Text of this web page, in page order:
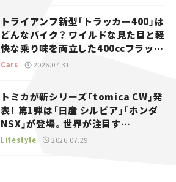
トライアンフ新型「トラッカー400」は
どんなバイク？ ワイルドな見た目と軽
快な乗り味を両立した400ccフラット
トラッカー【試乗レビュー】
Cars 2026.07.31
トミカが新シリーズ「tomica CW」発
表！ 第1弾は「日産 シルビア」「ホンダ
NSX」が登場。世界が注目す
る“JDM”に焦点【クルマとホビー】
Lifestyle 2026.07.29